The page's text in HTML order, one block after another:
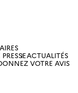
ACTUALITÉS
VOTRE AVIS